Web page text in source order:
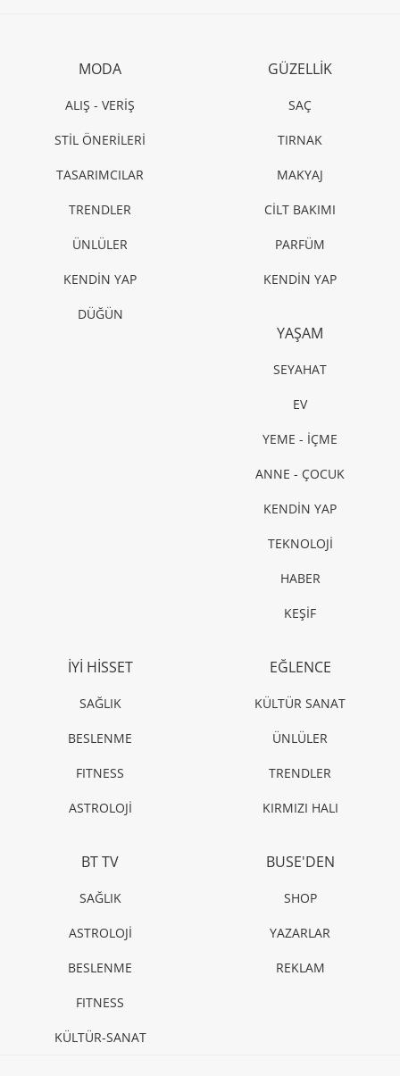
MODA
ALIŞ - VERİŞ
STİL ÖNERİLERİ
TASARIMCILAR
TRENDLER
ÜNLÜLER
KENDİN YAP
DÜĞÜN
GÜZELLİK
SAÇ
TIRNAK
MAKYAJ
CİLT BAKIMI
PARFÜM
KENDİN YAP
YAŞAM
SEYAHAT
EV
YEME - İÇME
ANNE - ÇOCUK
KENDİN YAP
TEKNOLOJİ
HABER
KEŞİF
İYİ HİSSET
SAĞLIK
BESLENME
FITNESS
ASTROLOJİ
EĞLENCE
KÜLTÜR SANAT
ÜNLÜLER
TRENDLER
KIRMIZI HALI
BT TV
SAĞLIK
ASTROLOJİ
BESLENME
FITNESS
KÜLTÜR-SANAT
BUSE'DEN
SHOP
YAZARLAR
REKLAM